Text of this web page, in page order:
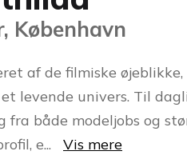
København
af de filmiske
levende univers. Til
fra både modeljobs og
e... Vis mere